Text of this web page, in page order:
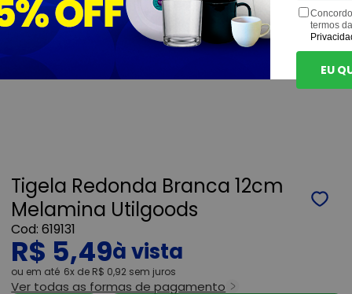
Tigela Redonda Branca 12cm
Melamina Utilgoods
619131
R$ 5,49
ou 6x de R$ 0,92 sem juros
Ver todas as formas de pagamento
termos
EU